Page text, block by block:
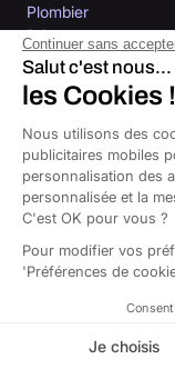
Plombier
Primeur
Restaurant
Santé et bien-être
Service à la personne
Nos assurances
RC Pro
Assurance
Assurance RC Pro
Assurance local
Mutuelle indépendant
Continuer sans
Salut c'est nous...
les Cookies !
Nous utilisons des
publicitaires mobiles
personnalisation des
personnalisée et la
C'est OK pour vous ?
Pour modifier vos
'Préférences de
Je choisis